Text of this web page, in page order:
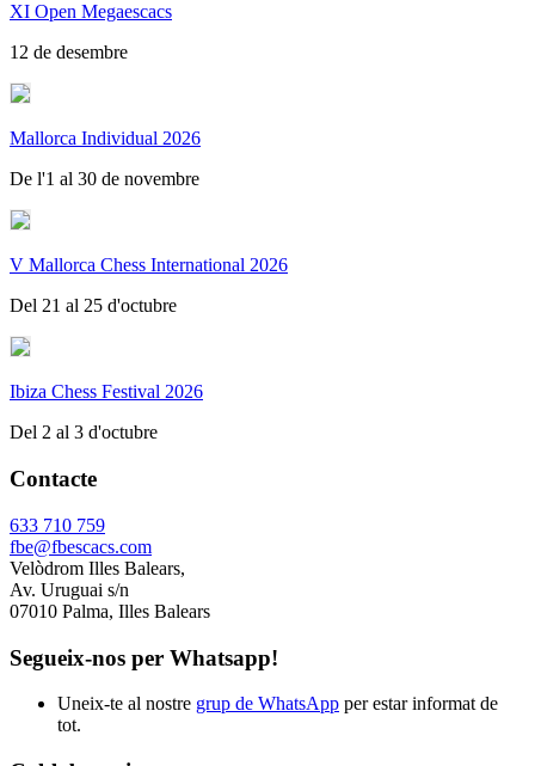
XI Open Megaescacs
12 de desembre
Mallorca Individual 2026
De l'1 al 30 de novembre
V Mallorca Chess International 2026
Del 21 al 25 d'octubre
Ibiza Chess Festival 2026
Del 2 al 3 d'octubre
Contacte
633 710 759
fbe@fbescacs.com
Velòdrom Illes Balears,
Av. Uruguai s/n
07010 Palma, Illes Balears
Segueix-nos per Whatsapp!
Uneix-te al nostre grup de WhatsApp per estar informat de
tot.